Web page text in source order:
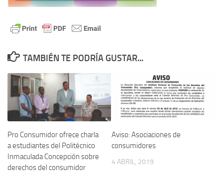
TAMBIÉN TE PODRÍA GUSTAR...
Pro Consumidor ofrece charla
a estudiantes del Politécnico
Inmaculada Concepción sobre
derechos del consumidor
Aviso: Asociaciones de
consumidores
4 ABRIL, 2019